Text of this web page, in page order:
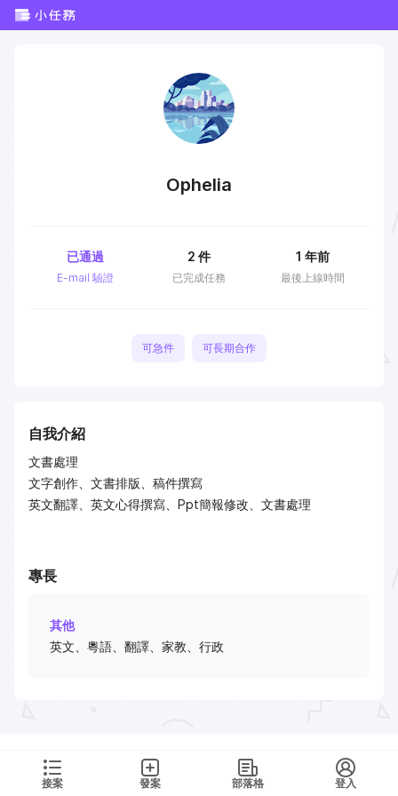
接案 發案 部落格 登入
Ophelia
E-mail 驗證
已通過
已完成任務
2 件
最後上線時間
1 年前
可急件 可長期合作
自我介紹
文書處理
文字創作、文書排版、稿件撰寫
英文翻譯、英文心得撰寫、Ppt簡報修改、文書處理
專長
其他
英文、粵語、翻譯、家教、行政